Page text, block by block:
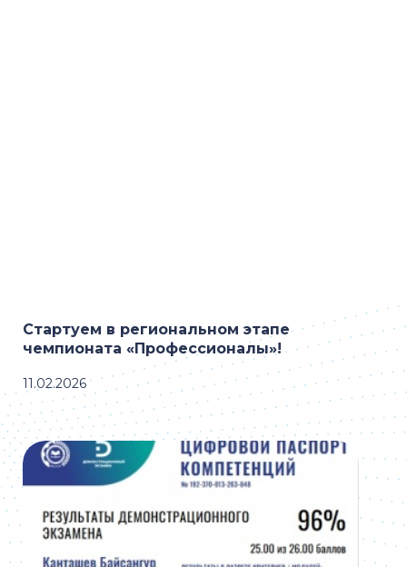
11.02.2026
Стартуем в региональном этапе
чемпионата «Профессионалы»!